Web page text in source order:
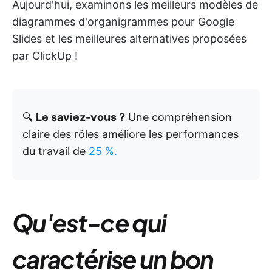
Aujourd'hui, examinons les meilleurs modèles de
diagrammes d'organigrammes pour Google
Slides et les meilleures alternatives proposées
par ClickUp !
🔍 Le saviez-vous ? Une compréhension
claire des rôles améliore les performances
du travail de 25 %.
Qu'est-ce qui
caractérise un bon